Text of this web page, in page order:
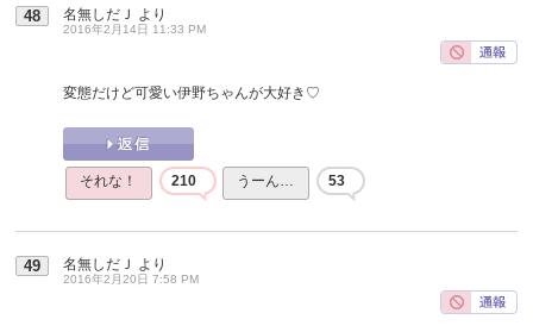
48 名無しだＪ より
2016年2月14日 11:33 PM
変態だけど可愛い伊野ちゃんが大好き♡
それな！ 210 うーん… 53
49 名無しだＪ より
2016年2月20日 7:58 PM